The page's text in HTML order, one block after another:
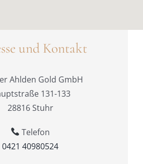
und Kontakt
Ahlden Gold GmbH
131-133
28816 Stuhr
Telefon
0421 40980524